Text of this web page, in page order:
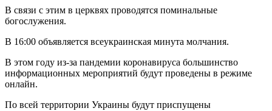
В связи с этим в церквях проводятся поминальные
богослужения.
В 16:00 объявляется всеукраинская минута молчания.
В этом году из-за пандемии коронавируса большинство
информационных мероприятий будут проведены в режиме
онлайн.
По всей территории Украины будут приспущены